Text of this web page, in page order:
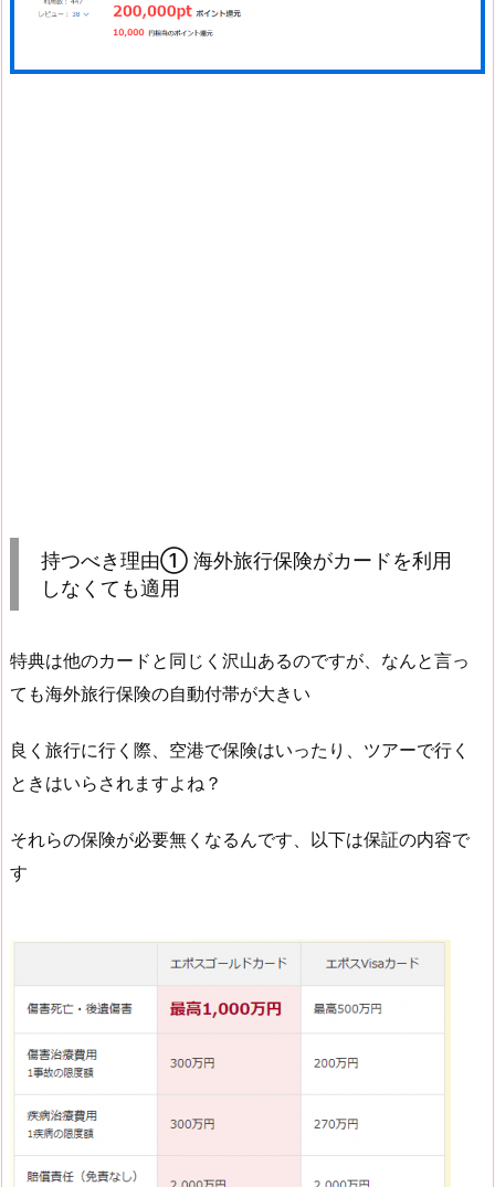
持つべき理由① 海外旅行保険がカードを利用
しなくても適用
特典は他のカードと同じく沢山あるのですが、なんと言っ
ても海外旅行保険の自動付帯が大きい
良く旅行に行く際、空港で保険はいったり、ツアーで行く
ときはいらされますよね？
それらの保険が必要無くなるんです、以下は保証の内容で
す